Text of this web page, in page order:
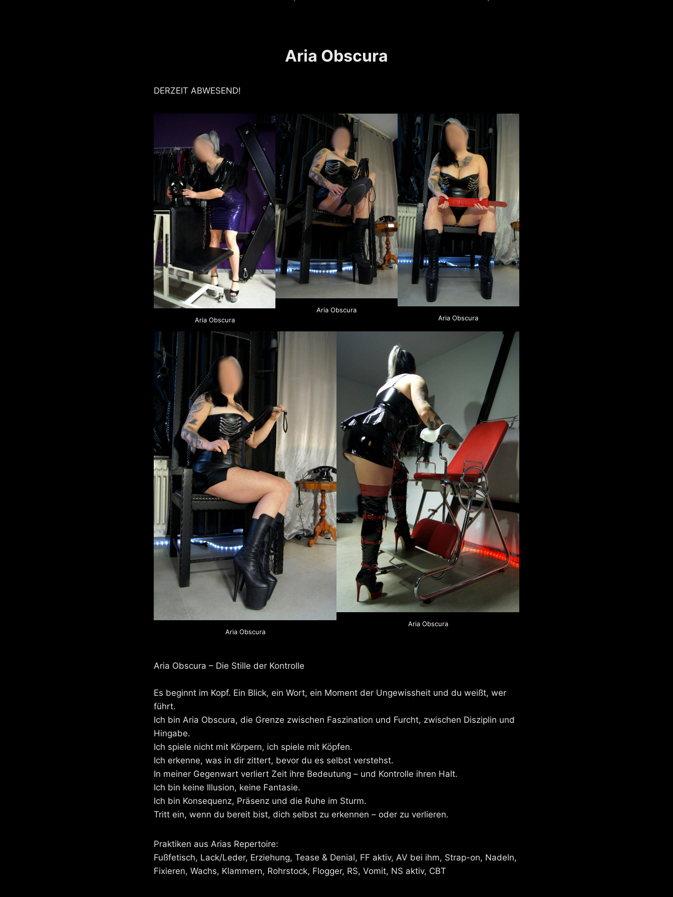
Aria Obscura
DERZEIT ABWESEND!
Aria Obscura
Aria Obscura
Aria Obscura
Aria Obscura
Aria Obscura
Aria Obscura – Die Stille der Kontrolle
Es beginnt im Kopf. Ein Blick, ein Wort, ein Moment der Ungewissheit und du weißt, wer
führt.
Ich bin Aria Obscura, die Grenze zwischen Faszination und Furcht, zwischen Disziplin und
Hingabe.
Ich spiele nicht mit Körpern, ich spiele mit Köpfen.
Ich erkenne, was in dir zittert, bevor du es selbst verstehst.
In meiner Gegenwart verliert Zeit ihre Bedeutung – und Kontrolle ihren Halt.
Ich bin keine Illusion, keine Fantasie.
Ich bin Konsequenz, Präsenz und die Ruhe im Sturm.
Tritt ein, wenn du bereit bist, dich selbst zu erkennen – oder zu verlieren.
Praktiken aus Arias Repertoire:
Fußfetisch, Lack/Leder, Erziehung, Tease & Denial, FF aktiv, AV bei ihm, Strap-on, Nadeln,
Fixieren, Wachs, Klammern, Rohrstock, Flogger, RS, Vomit, NS aktiv, CBT